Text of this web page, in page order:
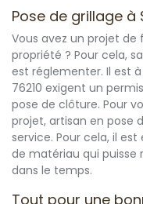
Pose de grillage à
Vous avez un projet
propriété ? Pour cela,
est réglementer. Il est
76210 exigent un
pose de clôture. Pour
projet, artisan en pose
service. Pour cela, il
de matériau qui puisse
dans le temps.
Tout pour une